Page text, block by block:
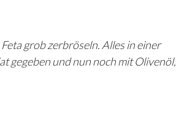
grob zerbröseln. Alles in einer
gegeben und nun noch mit Olivenöl,